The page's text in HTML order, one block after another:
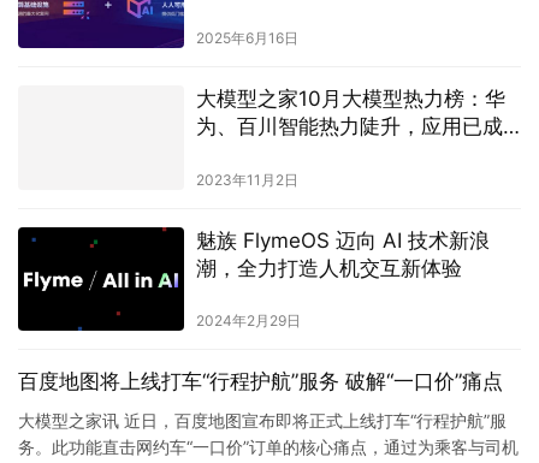
2025年6月16日
大模型之家10月大模型热力榜：华
为、百川智能热力陡升，应用已成
2023年11月2日
魅族 FlymeOS 迈向 AI 技术新浪
潮，全力打造人机交互新体验
2024年2月29日
百度地图将上线打车“行程护航”服务 破解“一口价”痛点
大模型之家讯 近日，百度地图宣布即将正式上线打车“行程护航”服
务。此功能直击网约车“一口价”订单的核心痛点，通过为乘客与司机